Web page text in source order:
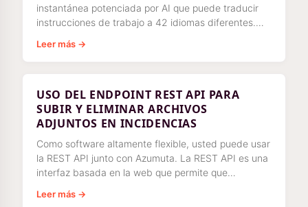
instantánea potenciada por AI que puede traducir
instrucciones de trabajo a 42 idiomas diferentes.
Leer más →
USO DEL ENDPOINT REST API PARA
SUBIR Y ELIMINAR ARCHIVOS
ADJUNTOS EN INCIDENCIAS
Como software altamente flexible, usted puede usar
la REST API junto con Azumuta. La REST API es una
interfaz basada en la web que permite que
Leer más →